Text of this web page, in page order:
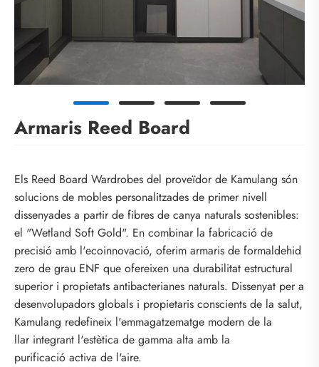
Armaris Reed Board
Els Reed Board Wardrobes del proveïdor de Kamulang són
solucions de mobles personalitzades de primer nivell
dissenyades a partir de fibres de canya naturals sostenibles:
el "Wetland Soft Gold". En combinar la fabricació de
precisió amb l'ecoinnovació, oferim armaris de formaldehid
zero de grau ENF que ofereixen una durabilitat estructural
superior i propietats antibacterianes naturals. Dissenyat per a
desenvolupadors globals i propietaris conscients de la salut,
Kamulang redefineix l'emmagatzematge modern de la
llar integrant l'estètica de gamma alta amb la
purificació activa de l'aire.